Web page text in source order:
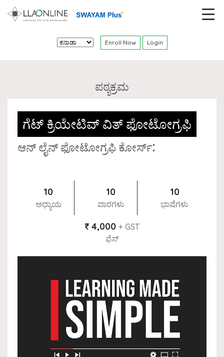
Enroll Now Login
ಪಠ್ಯಕ್ರಮ
ಗೆಟ್ ಕ್ರಿಯೇಟಿವ್ ವಿತ್ ಫೋಟೋಗ್ರಫಿ
ಆನ್ ಲೈನ್ ಫೋಟೋಗ್ರಫಿ ಕೋರ್ಸ್:
10
ಅಧ್ಯಾಯ
10
ವಾರಗಳು
10
ಭಾಷೆಗಳು
4,000 + GST
ಫೆಸ್